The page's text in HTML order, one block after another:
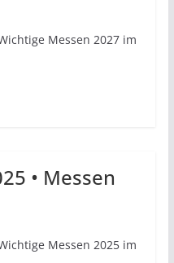
Messen 2027 im
• Messen
Messen 2025 im